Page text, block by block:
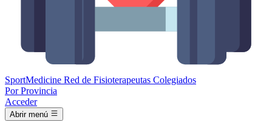
SportMedicine Red de Fisioterapeutas Colegiados
Por Provincia
Acceder
Abrir menú